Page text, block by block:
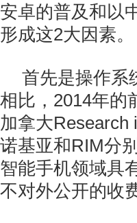
安卓的普及和以
形成这2大因素。
首先是操作系
相比，2014年的
加拿大Research
诺基亚和RIM分
智能手机领域具
不对外公开的收